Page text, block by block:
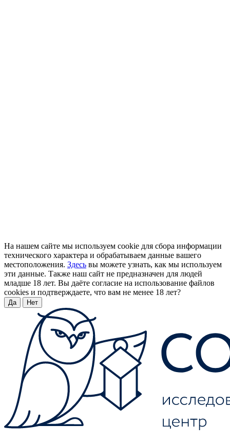
На нашем сайте мы используем cookie для сбора информации
технического характера и обрабатываем данные вашего
местоположения. Здесь вы можете узнать, как мы используем
эти данные. Также наш сайт не предназначен для людей
младше 18 лет. Вы даёте согласие на использование файлов
cookies и подтверждаете, что вам не менее 18 лет?
Да Нет